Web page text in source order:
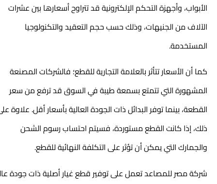
الأبواب، وأجهزة التحكم الإلكترونية قد تتراوح أسعارها بين عشرات
الآلاف من الجنيهات، وذلك حسب حجم التعقيد والتكنولوجيا
المستخدمة.
كما أن الأسعار تتأثر بالعلامة التجارية للقطع؛ فالشركات المصنعة
المشهورة التي تتمتع بسمعة طيبة في السوق قد ترفع من سعر
القطعة، بينما توفر البدائل ذات الجودة العالية بأسعار أقل. علاوة على
ذلك، إذا كانت القطع مستوردة، فسيتم احتساب رسوم الشحن
والجمارك التي يمكن أن تؤثر على التكلفة النهائية للقطع.
شركة مصر للمصاعد تعمل على توفير قطع غيار أصلية ذات جودة عالية